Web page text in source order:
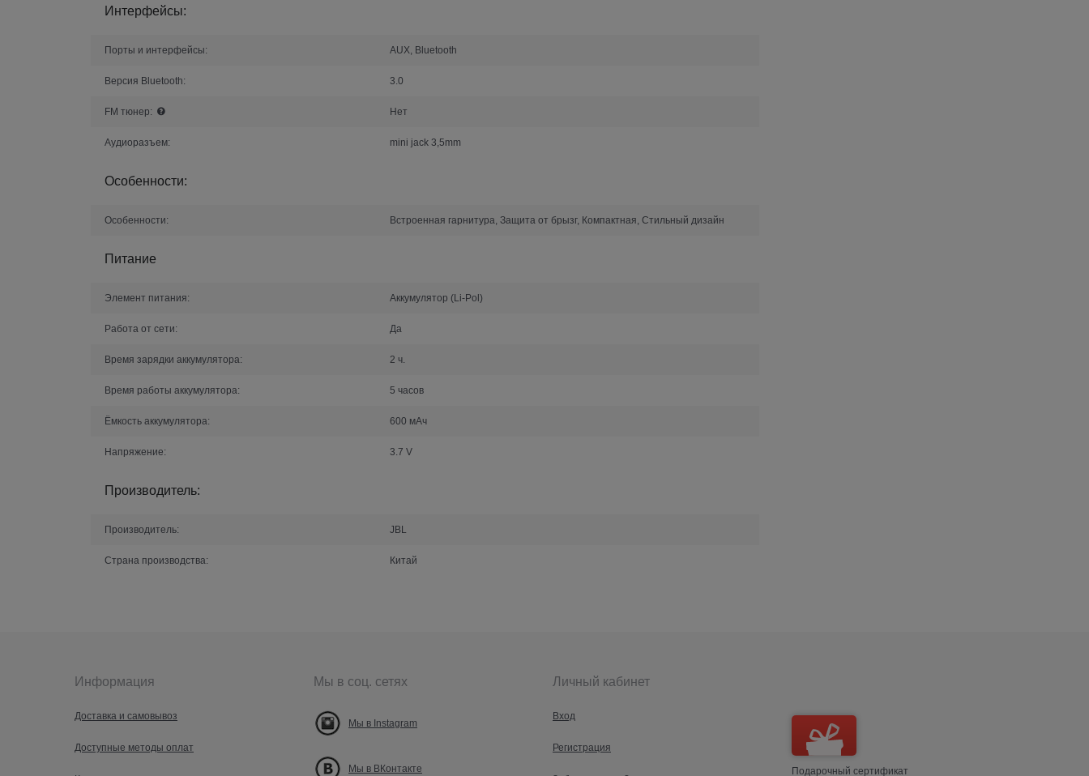
Интерфейсы:
Порты и интерфейсы: AUX, Bluetooth
Версия Bluetooth: 3.0
FM тюнер: Нет
Аудиоразъем: mini jack 3,5mm
Особенности:
Особенности: Встроенная гарнитура, Защита от брызг, Компактная, Стильный дизайн
Питание
Элемент питания: Аккумулятор (Li-Pol)
Работа от сети: Да
Время зарядки аккумулятора: 2 ч.
Время работы аккумулятора: 5 часов
Ёмкость аккумулятора: 600 мАч
Напряжение: 3.7 V
Производитель:
Производитель: JBL
Страна производства: Китай
Информация
Доставка и самовывоз
Доступные методы оплат
Мы в соц. сетях
Мы в Instagram
Мы в ВКонтакте
Личный кабинет
Вход
Регистрация
Подарочный сертификат